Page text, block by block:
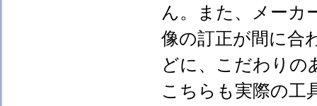
ん。また、メーカ
像の訂正が間に合
どに、こだわりの
こちらも実際の工